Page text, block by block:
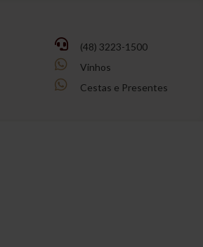
 (48) 3223-1500
 Vinhos
 Cestas e Presentes